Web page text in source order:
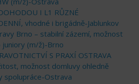
I L1 RŮZNÉ
vhodné i brigádně-Jablunkov
Brno – stabilní zázemí, možnost
juniory (m/ž)-Brno
S PRAXÍ OSTRAVA
možnost domluvy ohledně
spolupráce-Ostrava